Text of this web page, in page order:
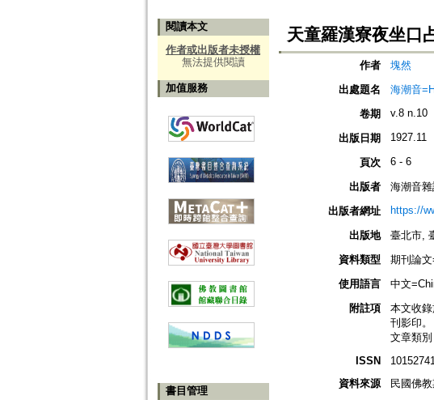
閱讀本文
作者或出版者未授權
無法提供閱讀
加值服務
書目管理
天童羅漢寮夜坐口
作者
塊然
出處題名
海潮音
卷期
v.8 n.10
出版日期 1927.11
頁次 6 - 6
出版者
海潮音雜
出版者網址
https://
出版地
臺北市,
資料類型
期刊論
使用語言
中文
附註項
本文收
刊影印。
文章類
ISSN
資料來源
民國佛